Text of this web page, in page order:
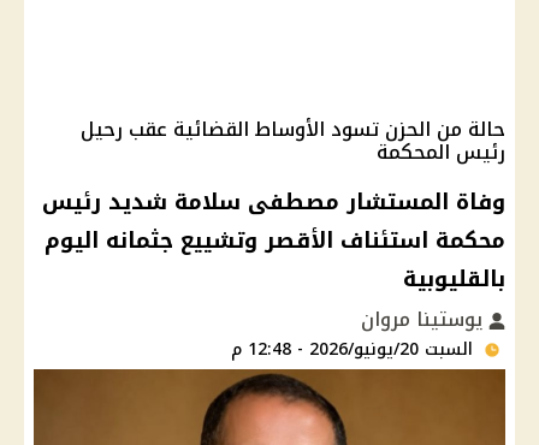
حالة من الحزن تسود الأوساط القضائية عقب رحيل
رئيس المحكمة
وفاة المستشار مصطفى سلامة شديد رئيس
محكمة استئناف الأقصر وتشييع جثمانه اليوم
بالقليوبية
يوستينا مروان
السبت 20/يونيو/2026 - 12:48 م